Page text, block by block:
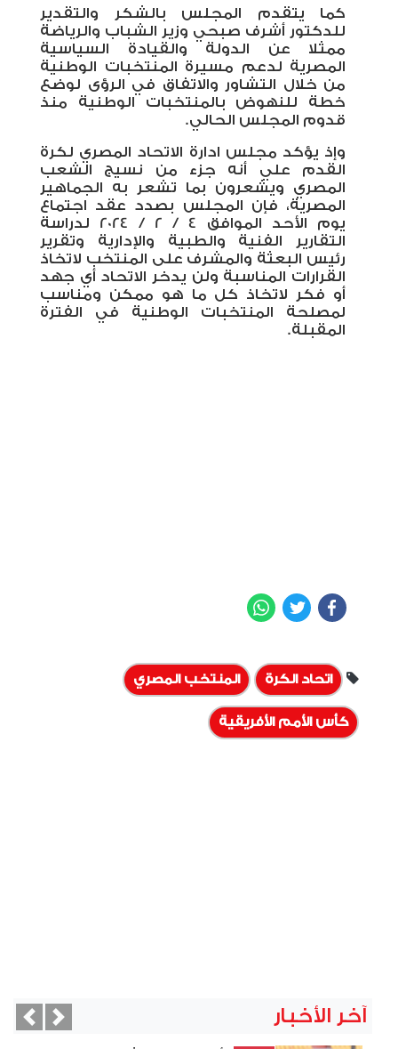
كما يتقدم المجلس بالشكر والتقدير
للدكتور أشرف صبحي وزير الشباب والرياضة
ممثلا عن الدولة والقيادة السياسية
المصرية لدعم مسيرة المنتخبات الوطنية
من خلال التشاور والاتفاق في الرؤى لوضع
خطة للنهوض بالمنتخبات الوطنية منذ
قدوم المجلس الحالي.
وإذ يؤكد مجلس ادارة الاتحاد المصري لكرة
القدم علي أنه جزء من نسيج الشعب
المصري ويشعرون بما تشعر به الجماهير
المصرية، فإن المجلس بصدد عقد اجتماع
يوم الأحد الموافق 4 / 2 / 2024 لدراسة
التقارير الفنية والطبية والإدارية وتقرير
رئيس البعثة والمشرف على المنتخب لاتخاذ
القرارات المناسبة ولن يدخر الاتحاد أي جهد
أو فكر لاتخاذ كل ما هو ممكن ومناسب
لمصلحة المنتخبات الوطنية في الفترة
المقبلة.
Facebook
Twitter
اتحاد الكرة المنتخب المصري
كأس الأمم الأفريقية
آخر الأخبار Next